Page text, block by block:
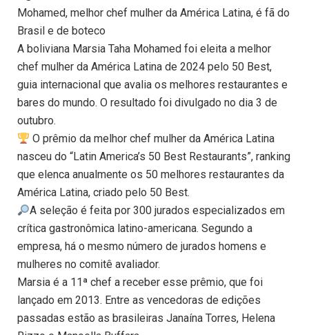
Mohamed, melhor chef mulher da América Latina, é fã do
Brasil e de boteco
A boliviana Marsia Taha Mohamed foi eleita a melhor
chef mulher da América Latina de 2024 pelo 50 Best,
guia internacional que avalia os melhores restaurantes e
bares do mundo. O resultado foi divulgado no dia 3 de
outubro.
​ O prêmio da melhor chef mulher da América Latina
nasceu do “Latin America’s 50 Best Restaurants”, ranking
que elenca anualmente os 50 melhores restaurantes da
América Latina, criado pelo 50 Best.
​A seleção é feita por 300 jurados especializados em
crítica gastronômica latino-americana. Segundo a
empresa, há o mesmo número de jurados homens e
mulheres no comitê avaliador.
Marsia é a 11ª chef a receber esse prêmio, que foi
lançado em 2013. Entre as vencedoras de edições
passadas estão as brasileiras Janaína Torres, Helena